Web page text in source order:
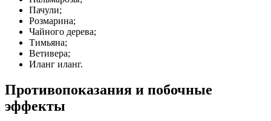
Пачули;
Розмарина;
Чайного дерева;
Тимьяна;
Ветивера;
Иланг иланг.
Противопоказания и побочные
эффекты